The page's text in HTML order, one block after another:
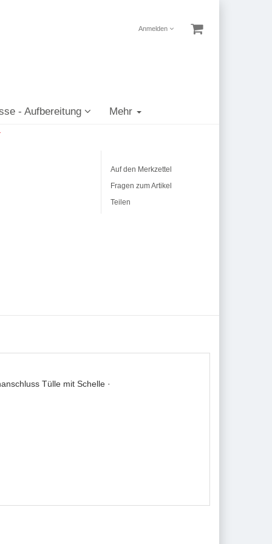
Anmelden
- Aufbereitung Mehr
Auf den Merkzettel
Fragen zum Artikel
Teilen
Tülle mit Schelle ·